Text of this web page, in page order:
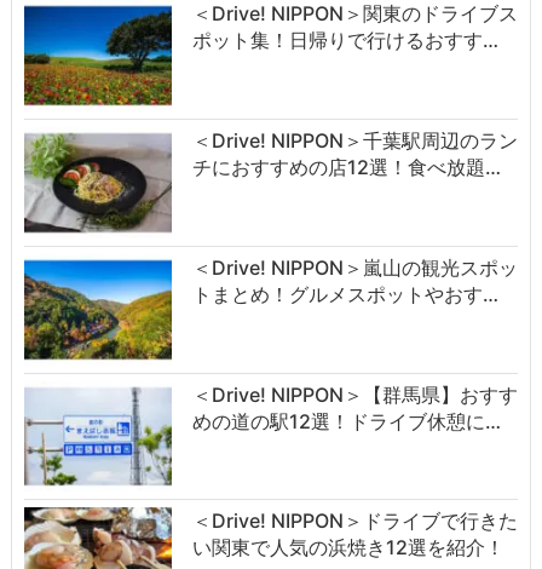
＜Drive! NIPPON＞関東のドライブス
ポット集！日帰りで行けるおすす…
＜Drive! NIPPON＞千葉駅周辺のラン
チにおすすめの店12選！食べ放題…
＜Drive! NIPPON＞嵐山の観光スポッ
トまとめ！グルメスポットやおす…
＜Drive! NIPPON＞【群馬県】おすす
めの道の駅12選！ドライブ休憩に…
＜Drive! NIPPON＞ドライブで行きた
い関東で人気の浜焼き12選を紹介！